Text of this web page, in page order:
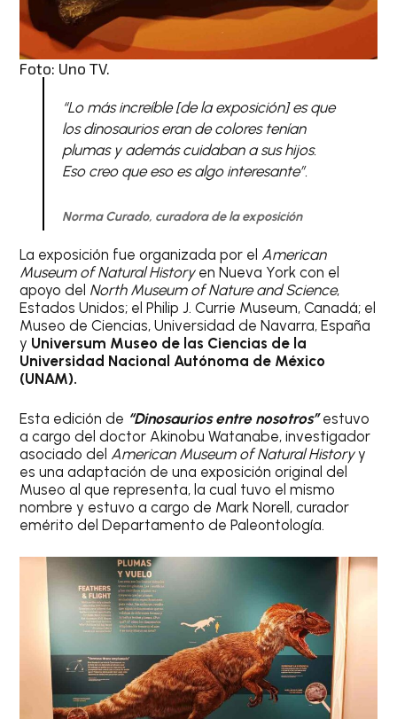
Foto: Uno TV.
“Lo más increíble [de la exposición] es que
los dinosaurios eran de colores tenían
plumas y además cuidaban a sus hijos.
Eso creo que eso es algo interesante”.
Norma Curado, curadora de la exposición
La exposición fue organizada por el American
Museum of Natural Historyen Nueva York con el
apoyo del North Museum of Nature and Science,
Estados Unidos; el Philip J. Currie Museum, Canadá; el
Museo de Ciencias, Universidad de Navarra, España
y Universum Museo de las Ciencias de la
Universidad Nacional Autónoma de México
(UNAM).
Esta edición de “Dinosaurios entre nosotros”estuvo
a cargo del doctor Akinobu Watanabe, investigador
asociado del American Museum of Natural Historyy
es una adaptación de una exposición original del
Museo al que representa, la cual tuvo el mismo
nombre y estuvo a cargo de Mark Norell, curador
emérito del Departamento de Paleontología.